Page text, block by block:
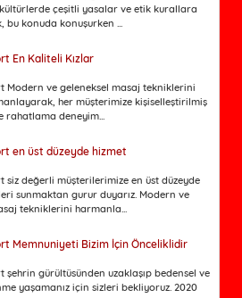
çeşitli yasalar ve etik kurallara
bu konuda konuşurken ...
En Kaliteli Kızlar
Modern ve geleneksel masaj tekniklerini
her müşterimize kişiselleştirilmiş
rahatlama deneyim...
en üst düzeyde hizmet
siz değerli müşterilerimize en üst düzeyde
sunmaktan gurur duyarız. Modern ve
tekniklerini harmanla...
Memnuniyeti Bizim İçin Önceliklidir
şehrin gürültüsünden uzaklaşıp bedensel ve
yaşamanız için sizleri bekliyoruz. 2020